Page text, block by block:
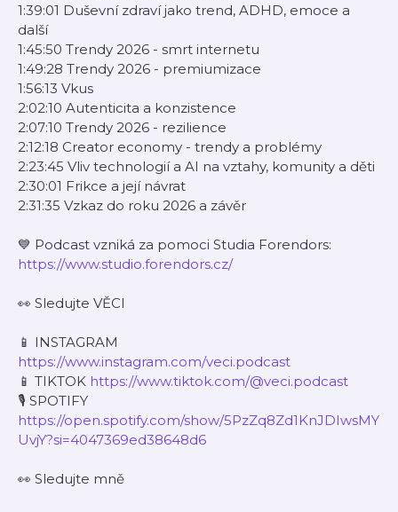
1:39:01 Duševní zdraví jako trend, ADHD, emoce a
další
1:45:50 Trendy 2026 - smrt internetu
1:49:28 Trendy 2026 - premiumizace
1:56:13 Vkus
2:02:10 Autenticita a konzistence
2:07:10 Trendy 2026 - rezilience
2:12:18 Creator economy - trendy a problémy
2:23:45 Vliv technologií a AI na vztahy, komunity a děti
2:30:01 Frikce a její návrat
2:31:35 Vzkaz do roku 2026 a závěr
💙 Podcast vzniká za pomoci Studia Forendors:
https://www.studio.forendors.cz/
👀 Sledujte VĚCI
📱 INSTAGRAM
https://www.instagram.com/veci.podcast
📱 TIKTOK https://www.tiktok.com/@veci.podcast
🎙️ SPOTIFY
https://open.spotify.com/show/5PzZq8Zd1KnJDIwsMY
UvjY?si=4047369ed38648d6
👀 Sledujte mně